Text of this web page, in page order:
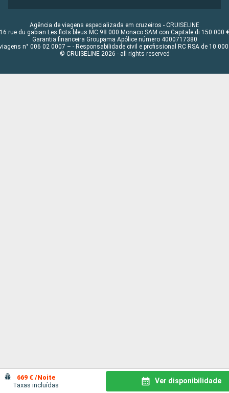
669 € /Noite
Taxas incluídas
Ver disponibilidade
Agência de viagens especializada em cruzeiros - CRUISELINE
16 rue du gabian Les flots bleus MC 98 000 Monaco SAM con Capitale di 150 000 €
Garantia financeira Groupama Apólice número 4000717380
n° 006 02 0007 – - Responsabilidade civil e profissional RC RSA de 10 000
© CRUISELINE 2026 - all rights reserved